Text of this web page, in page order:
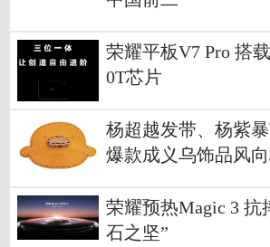
荣耀平板V7 Pro 搭
0T芯片
杨超越发带、杨紫
爆款成义乌饰品风
荣耀预热Magic 3 抗
石之坚”